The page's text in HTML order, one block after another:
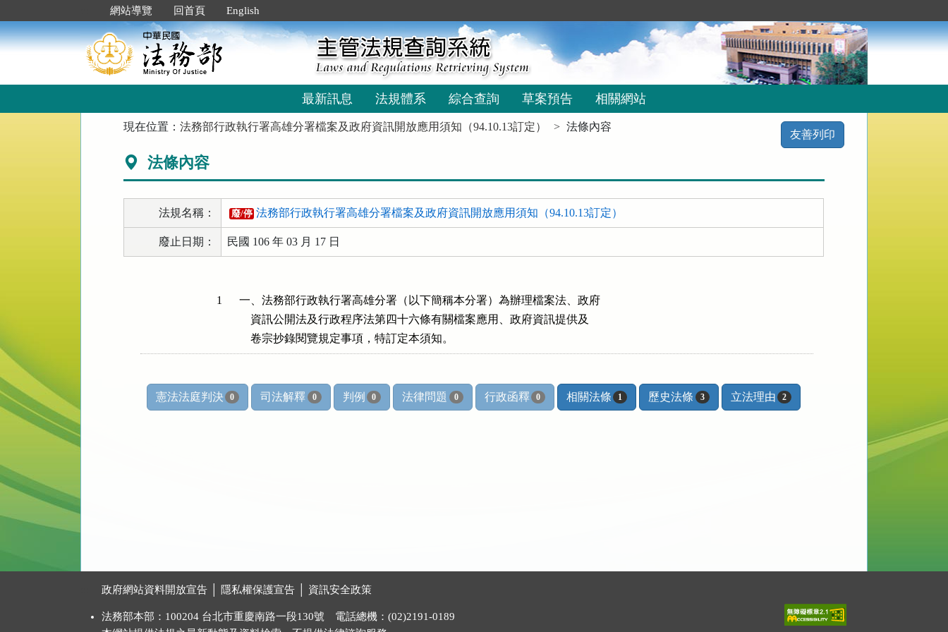
到
主
要
網站導覽 回首頁 English
最新訊息 法規體系 綜合查詢 草案預告 相關網站
現在位置：法務部行政執行署高雄分署檔案及政府資訊開放應用須知（94.10.13訂定） 法條內容
友善列印
法條內容
法規名稱： 廢/停 法務部行政執行署高雄分署檔案及政府資訊開放應用須知（94.10.13訂定）
廢止日期： 民國 106 年 03 月 17 日
1
一、法務部行政執行署高雄分署（以下簡稱本分署）為辦理檔案法、政府
    資訊公開法及行政程序法第四十六條有關檔案應用、政府資訊提供及
    卷宗抄錄閱覽規定事項，特訂定本須知。
憲法法庭判決 0 司法解釋 0 判例 0 法律問題 0 行政函釋 0 相關法條 1 歷史法條 3 立法理由 2
政府網站資料開放宣告 隱私權保護宣告 資訊安全政策
法務部本部：100204 台北市重慶南路一段130號 電話總機：(02)2191-0189